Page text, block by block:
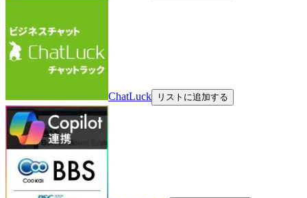
ChatLuck リストに追加する